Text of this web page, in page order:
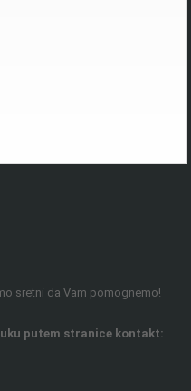
sretni da Vam pomognemo!
putem stranice kontakt: